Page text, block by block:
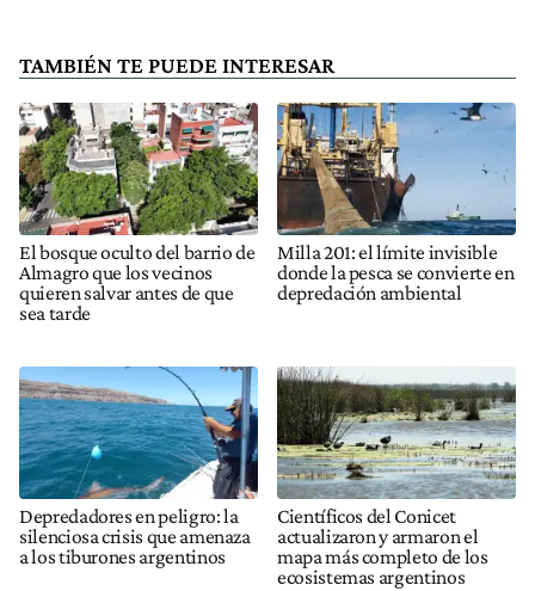
TAMBIÉN TE PUEDE INTERESAR
El bosque oculto del barrio de
Almagro que los vecinos
quieren salvar antes de que
sea tarde
Milla 201: el límite invisible
donde la pesca se convierte en
depredación ambiental
Depredadores en peligro: la
silenciosa crisis que amenaza
a los tiburones argentinos
Científicos del Conicet
actualizaron y armaron el
mapa más completo de los
ecosistemas argentinos